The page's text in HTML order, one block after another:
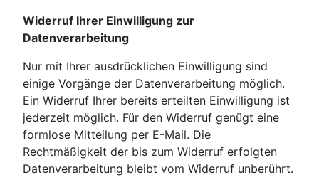
Widerruf Ihrer Einwilligung zur
Datenverarbeitung
Nur mit Ihrer ausdrücklichen Einwilligung sind
einige Vorgänge der Datenverarbeitung möglich.
Ein Widerruf Ihrer bereits erteilten Einwilligung ist
jederzeit möglich. Für den Widerruf genügt eine
formlose Mitteilung per E-Mail. Die
Rechtmäßigkeit der bis zum Widerruf erfolgten
Datenverarbeitung bleibt vom Widerruf unberührt.